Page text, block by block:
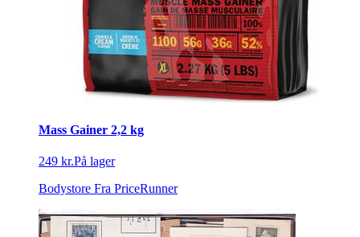
Mass Gainer 2,2 kg
249 kr.På lager
Bodystore Fra PriceRunner